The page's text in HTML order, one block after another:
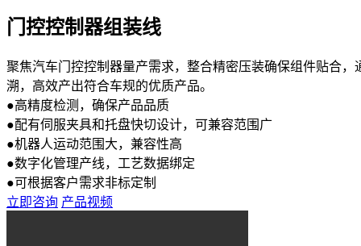
门控控制器组装线
聚焦汽车门控控制器量产需求，整合精密压装确保组件贴合
溯，高效产出符合车规的优质产品。
●高精度检测，确保产品品质
●配有伺服夹具和托盘快切设计，可兼容范围广
●机器人运动范围大，兼容性高
●数字化管理产线，工艺数据绑定
●可根据客户需求非标定制
立即咨询 产品视频